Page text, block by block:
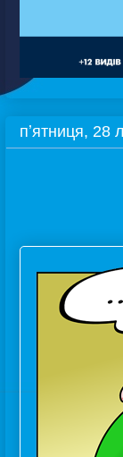
пʼятниця, 28